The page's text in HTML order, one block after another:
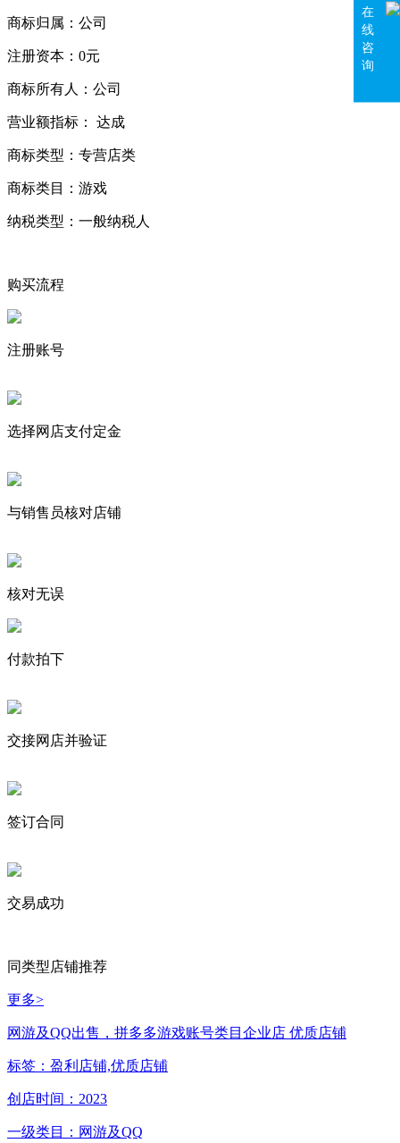
商标归属： 公司
注册资本： 0元
商标所有人： 公司
营业额指标： 达成
商标类型： 专营店类
商标类目： 游戏
纳税类型： 一般纳税人
购买流程
注册账号
选择网店支付定金
与销售员核对店铺
核对无误
付款拍下
交接网店并验证
签订合同
交易成功
同类型店铺推荐
更多>
网游及QQ出售，拼多多游戏账号类目企业店 优质店铺
标签： 盈利店铺,优质店铺
创店时间： 2023
一级类目： 网游及QQ
在
线
咨
询